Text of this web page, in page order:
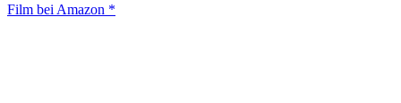
Film bei Amazon *